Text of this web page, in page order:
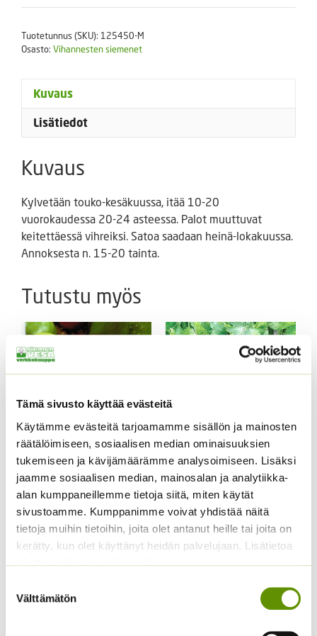
Tämä sivusto käyttää evästeitä
Käytämme evästeitä tarjoamamme sisällön ja mainosten
räätälöimiseen, sosiaalisen median ominaisuuksien
tukemiseen ja kävijämäärämme analysoimiseen. Lisäksi
jaamme sosiaalisen median, mainosalan ja analytiikka-
alan kumppaneillemme tietoja siitä, miten käytät
sivustoamme. Kumppanimme voivat yhdistää näitä
tietoja muihin tietoihin, joita olet antanut heille tai joita on
kerätty, kun olet käyttänyt heidän palvelujaan. Lisätietoa
käyttämistämme evästeistä
valinta
Välttämätön
määrä
Tuotetunnus (SKU): 125450-M
Osasto: Vihannesten siemenet
Kuvaus
Lisätiedot
Kuvaus
Kylvetään touko-kesäkuussa, itää 10-20
vuorokaudessa 20-24 asteessa. Palot muuttuvat
keitettäessä vihreiksi. Satoa saadaan heinä-lokakuussa.
Annoksesta n. 15-20 tainta.
Tutustu myös
Paprika Californian
Wonder
2,60 Sisältää arvonlisäveron
Yrttiselleri, eri
pakkauskokoja
saatavilla
€
Hintaluokka:
2,50 €
-
arvonlisäveron